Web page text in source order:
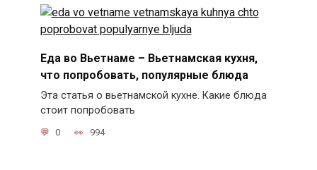
Еда во Вьетнаме – Вьетнамская кухня,
что попробовать, популярные блюда
Эта статья о вьетнамской кухне. Какие блюда
стоит попробовать
0 994